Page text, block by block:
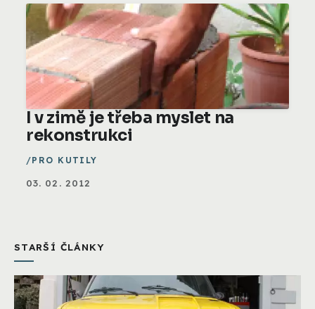
I v zimě je třeba myslet na
rekonstrukci
PRO KUTILY
03. 02. 2012
STARŠÍ ČLÁNKY